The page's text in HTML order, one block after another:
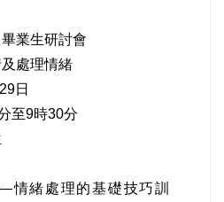
畢業生研討會
處理情緒
日
至9時30分
情緒處理的基礎技巧訓